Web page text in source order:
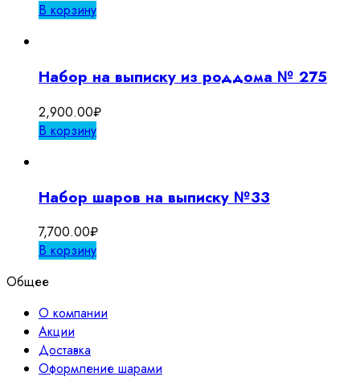
В корзину
Набор на выписку из роддома № 275
2,900.00₽
В корзину
Набор шаров на выписку №33
7,700.00₽
В корзину
Общее
О компании
Акции
Доставка
Оформление шарами